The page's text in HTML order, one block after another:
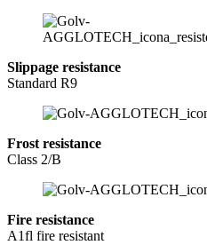
Slippage resistance
Standard R9
Frost resistance
Class 2/B
Fire resistance
A1fl fire resistant